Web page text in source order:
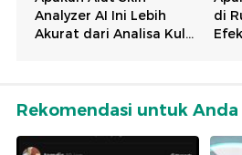
Rekomendasi untuk Anda